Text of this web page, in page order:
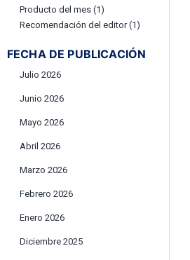
Producto del mes (1)
Recomendación del editor(1)
FECHA DE PUBLICACIÓN
Julio 2026
Junio 2026
Mayo 2026
Abril 2026
Marzo 2026
Febrero 2026
Enero 2026
Diciembre 2025